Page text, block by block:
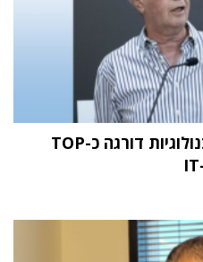
מחקר STKI השנתי: וואן טכנולוגיות דורגה כ-TOP